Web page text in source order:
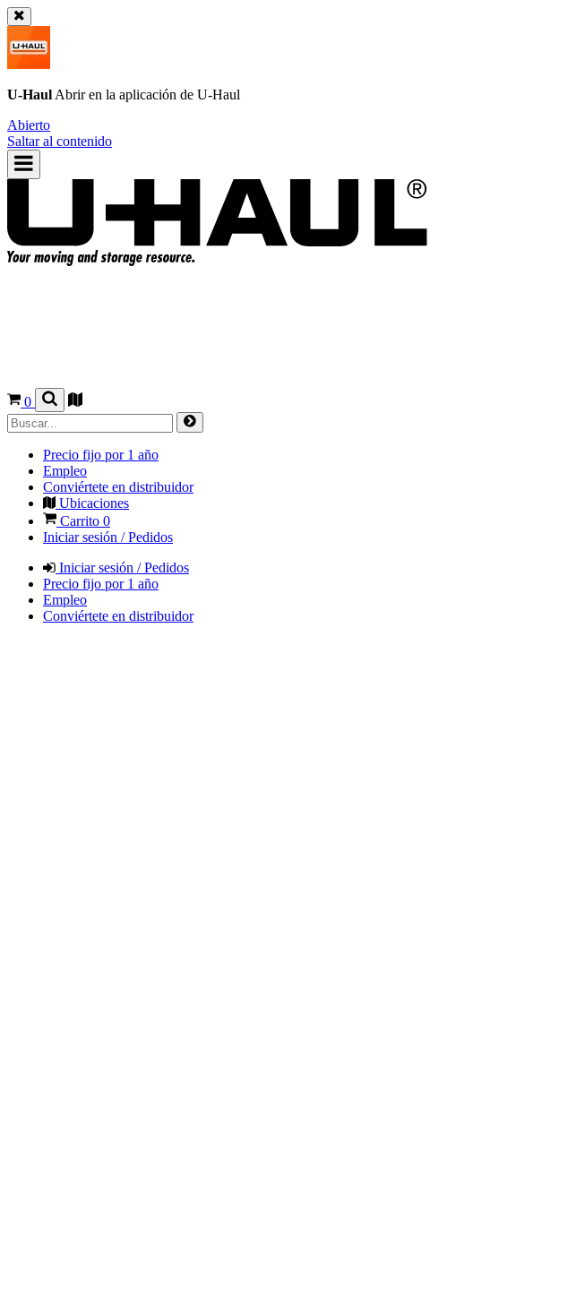
U-Haul Abrir en la aplicación de U-Haul
Abierto
Saltar al contenido
0
Precio fijo por 1 año
Empleo
Conviértete en distribuidor
Ubicaciones
Carrito 0
Iniciar sesión / Pedidos
Iniciar sesión / Pedidos
Precio fijo por 1 año
Empleo
Conviértete en distribuidor